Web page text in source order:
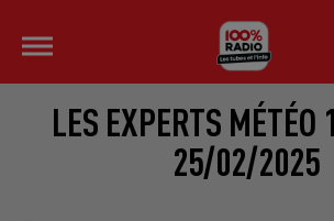
LES EXPERTS
25/02/2025